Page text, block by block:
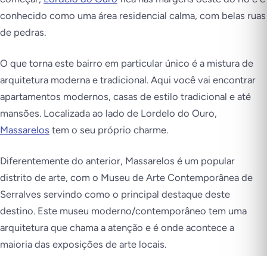
conhecido como uma área residencial calma, com belas ruas
de pedras.
O que torna este bairro em particular único é a mistura de
arquitetura moderna e tradicional. Aqui você vai encontrar
apartamentos modernos, casas de estilo tradicional e até
mansões. Localizada ao lado de Lordelo do Ouro,
Massarelos tem o seu próprio charme.
Diferentemente do anterior, Massarelos é um popular
distrito de arte, com o Museu de Arte Contemporânea de
Serralves servindo como o principal destaque deste
destino. Este museu moderno/contemporâneo tem uma
arquitetura que chama a atenção e é onde acontece a
maioria das exposições de arte locais.